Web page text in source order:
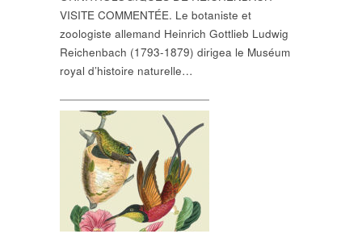
VISITE COMMENTÉE. Le botaniste et
zoologiste allemand Heinrich Gottlieb Ludwig
Reichenbach (1793-1879) dirigea le Muséum
royal d’histoire naturelle…